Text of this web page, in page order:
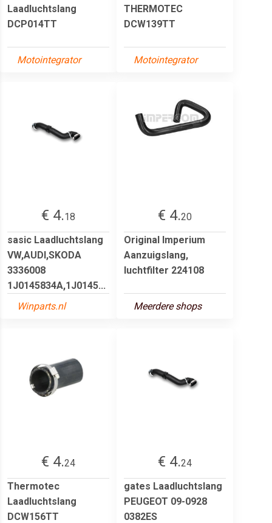
Laadluchtslang
DCP014TT
Motointegrator
THERMOTEC
DCW139TT
Motointegrator
€ 4.18
sasic Laadluchtslang
VW,AUDI,SKODA
3336008
1J0145834A,1J0145...
Winparts.nl
€ 4.20
Original Imperium
Aanzuigslang,
luchtfilter 224108
Meerdere shops
€ 4.24
Thermotec
Laadluchtslang
DCW156TT
€ 4.24
gates Laadluchtslang
PEUGEOT 09-0928
0382ES